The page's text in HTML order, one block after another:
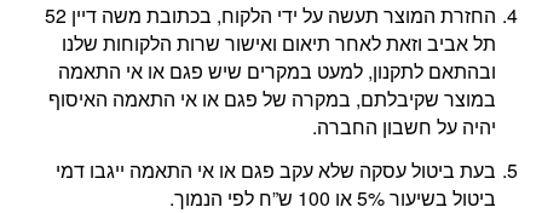
החזרת המוצר תעשה על ידי הלקוח, בכתובת משה דיין 52
תל אביב וזאת לאחר תיאום ואישור שרות הלקוחות שלנו
ובהתאם לתקנון, למעט במקרים שיש פגם או אי התאמה
במוצר שקיבלתם, במקרה של פגם או אי התאמה האיסוף
יהיה על חשבון החברה.
בעת ביטול עסקה שלא עקב פגם או אי התאמה ייגבו דמי
ביטול בשיעור 5% או 100 ש”ח לפי הנמוך.